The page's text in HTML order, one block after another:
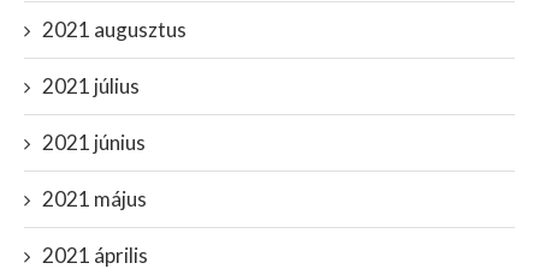
2021 augusztus
2021 július
2021 június
2021 május
2021 április